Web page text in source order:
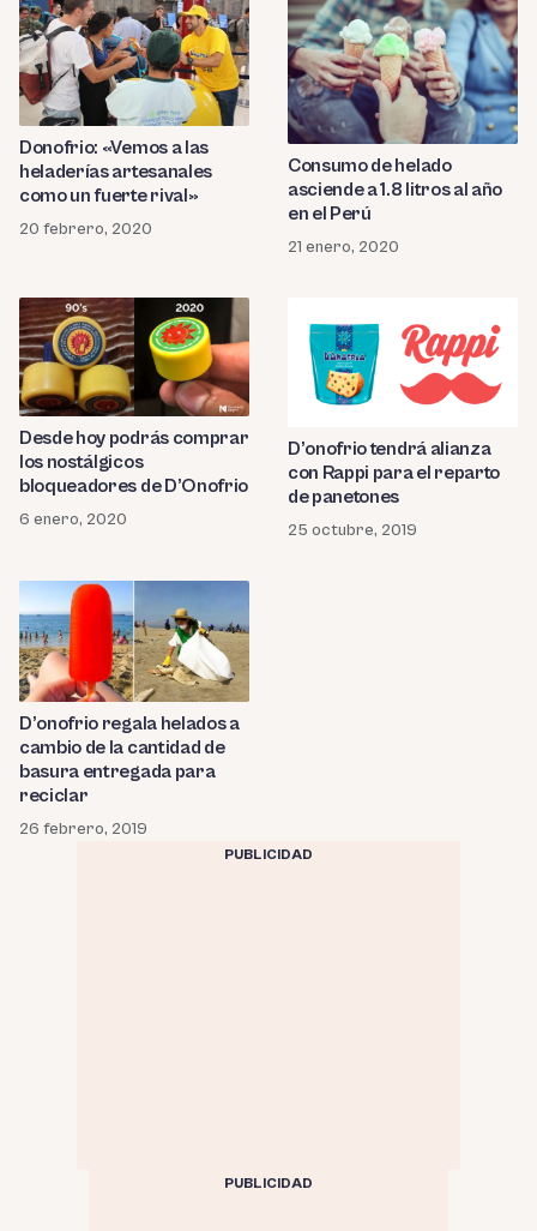
Donofrio: «Vemos a las
heladerías artesanales
como un fuerte rival»
20 febrero, 2020
Consumo de helado
asciende a 1.8 litros al año
en el Perú
21 enero, 2020
Desde hoy podrás comprar
los nostálgicos
bloqueadores de D’Onofrio
6 enero, 2020
D’onofrio tendrá alianza
con Rappi para el reparto
de panetones
25 octubre, 2019
D’onofrio regala helados a
cambio de la cantidad de
basura entregada para
reciclar
26 febrero, 2019
PUBLICIDAD
PUBLICIDAD